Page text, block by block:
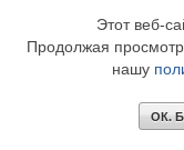
Этот веб-
Продолжая
нашу
ОК.